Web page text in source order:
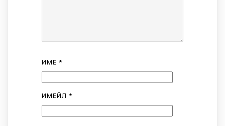
ИМЕ *
ИМЕЙЛ *